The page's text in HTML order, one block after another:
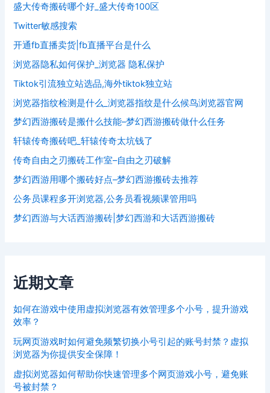
盛大传奇搬砖哪个好_盛大传奇100区
Twitter敏感搜索
开通fb直播卖货|fb直播平台是什么
浏览器隐私如何保护_浏览器 隐私保护
Tiktok引流独立站选品,海外tiktok独立站
浏览器指纹检测是什么_浏览器指纹是什么候鸟浏览器官网
梦幻西游搬砖是搬什么技能–梦幻西游搬砖做什么任务
轩辕传奇搬砖吧_轩辕传奇太坑钱了
传奇自由之刃搬砖工作室–自由之刃破解
梦幻西游用哪个搬砖好点–梦幻西游搬砖去推荐
公务员课程多开浏览器,公务员看视频课管用吗
梦幻西游与大话西游搬砖|梦幻西游和大话西游搬砖
近期文章
如何在游戏中使用虚拟浏览器有效管理多个小号，提升游戏
效率？
玩网页游戏时如何避免频繁切换小号引起的账号封禁？虚拟
浏览器为你提供安全保障！
虚拟浏览器如何帮助你快速管理多个网页游戏小号，避免账
号被封禁？